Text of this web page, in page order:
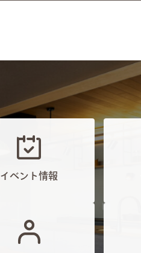
イベント情報